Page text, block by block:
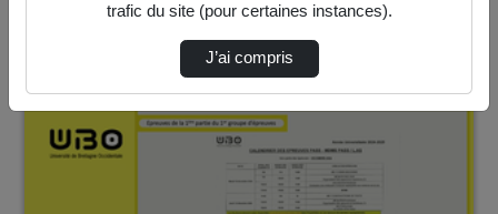
Direction de tri
00:47:25
trafic du site (pour certaines instances).
J’ai compris